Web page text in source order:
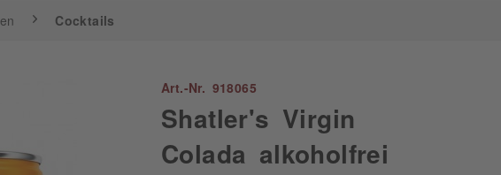
Cocktails
Art.-Nr. 918065
Shatler's Virgin
Colada alkoholfrei